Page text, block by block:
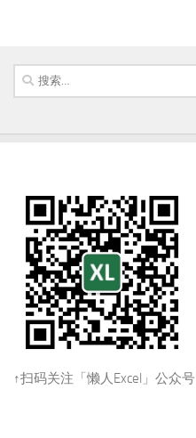
搜
索：
↑扫码关注「懒人Excel」公众号